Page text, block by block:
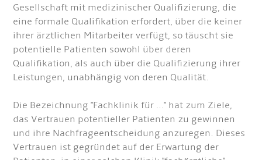
Gesellschaft mit medizinischer Qualifizierung, die
eine formale Qualifikation erfordert, über die keiner
ihrer ärztlichen Mitarbeiter verfügt, so täuscht sie
potentielle Patienten sowohl über deren
Qualifikation, als auch über die Qualifizierung ihrer
Leistungen, unabhängig von deren Qualität.
Die Bezeichnung "Fachklinik für …" hat zum Ziele,
das Vertrauen potentieller Patienten zu gewinnen
und ihre Nachfrageentscheidung anzuregen. Dieses
Vertrauen ist gegründet auf der Erwartung der